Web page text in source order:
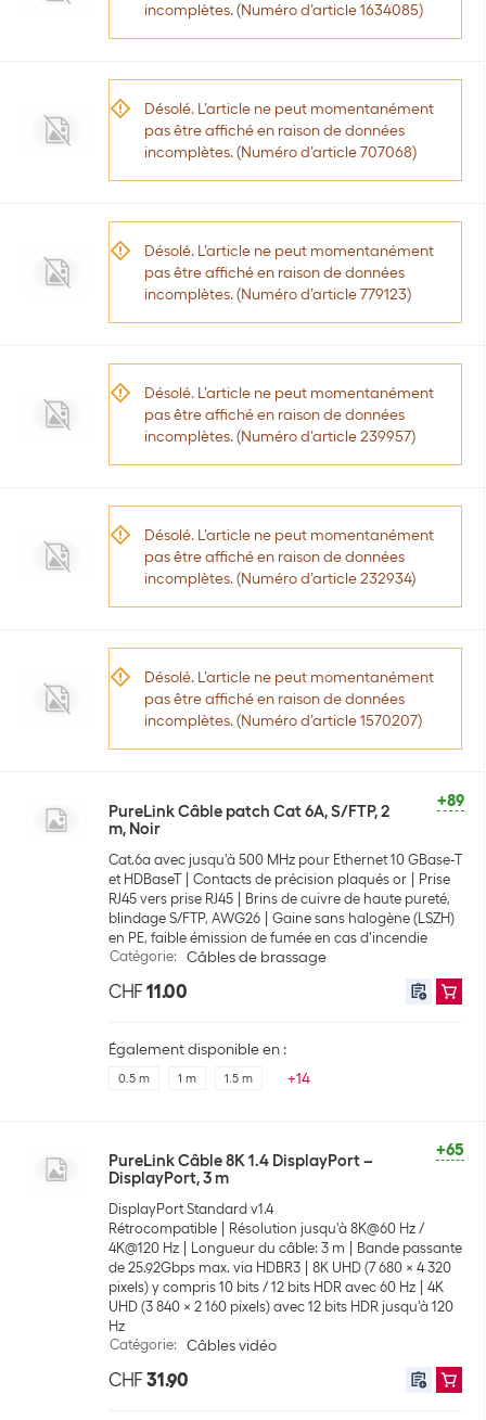
incomplètes. (Numéro d’article 1634085)
Désolé. L’article ne peut momentanément
pas être affiché en raison de données
incomplètes. (Numéro d’article 707068)
Désolé. L’article ne peut momentanément
pas être affiché en raison de données
incomplètes. (Numéro d’article 779123)
Désolé. L’article ne peut momentanément
pas être affiché en raison de données
incomplètes. (Numéro d’article 239957)
Désolé. L’article ne peut momentanément
pas être affiché en raison de données
incomplètes. (Numéro d’article 232934)
Désolé. L’article ne peut momentanément
pas être affiché en raison de données
incomplètes. (Numéro d’article 1570207)
+89
PureLink Câble patch Cat 6A, S/FTP, 2
m, Noir
Cat.6a avec jusqu'à 500 MHz pour Ethernet 10 GBase-T
et HDBaseT
Contacts de précision plaqués or
Prise
RJ45 vers prise RJ45
Brins de cuivre de haute pureté,
blindage S/FTP, AWG26
Gaine sans halogène (LSZH)
en PE, faible émission de fumée en cas d'incendie
Catégorie: Câbles de brassage
CHF 11.00
Également disponible en :
0.5 m 1 m 1.5 m +14
+65
PureLink Câble 8K 1.4 DisplayPort –
DisplayPort, 3 m
DisplayPort Standard v1.4
Rétrocompatible
Résolution jusqu'à 8K@60 Hz /
4K@120 Hz
Longueur du câble: 3 m
Bande passante
de 25.92Gbps max. via HDBR3
8K UHD (7 680 × 4 320
pixels) y compris 10 bits / 12 bits HDR avec 60 Hz
4K
UHD (3 840 × 2 160 pixels) avec 12 bits HDR jusqu'à 120
Hz
Catégorie: Câbles vidéo
CHF 31.90